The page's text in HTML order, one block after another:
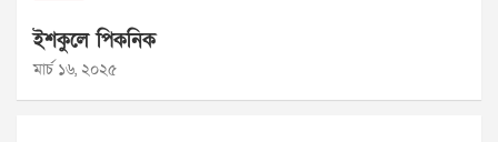
ইশকুলে পিকনিক
মার্চ ১৬, ২০২৫